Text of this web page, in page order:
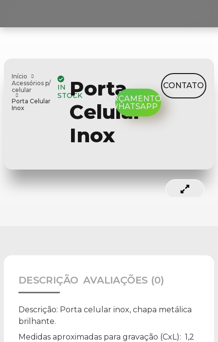
Início
Acessórios p/
celular
Porta Celular
Inox
IN
STOCKPorta
Celular
Inox
ORÇAMENTO
WHATSAPP
CONTATO
DESCRIÇÃO AVALIAÇÕES (0)
Descrição: Porta celular inox, chapa metálica
brilhante.
Medidas aproximadas para gravação (CxL): 1,2